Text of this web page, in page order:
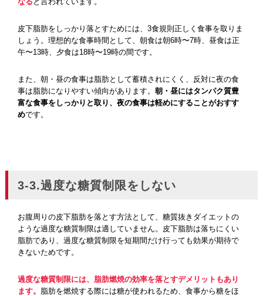
皮下脂肪をしっかり落とすためには、3食規則正しく食事を取りま
しょう。理想的な食事時間として、朝食は朝6時〜7時、昼食は正
午〜13時、夕食は18時〜19時の間です。
また、朝・昼の食事は脂肪として蓄積されにくく、反対に夜の食
事は脂肪になりやすい傾向があります。朝・昼にはタンパク質豊
富な食事をしっかりと取り、夜の食事は軽めにすることがおすす
めです。
3-3.過度な糖質制限をしない
お腹周りの皮下脂肪を落とす方法として、糖質抜きダイエットの
ような過度な糖質制限は適していません。皮下脂肪は落ちにくい
脂肪であり、過度な糖質制限を短期間だけ行っても効果が期待で
きないためです。
過度な糖質制限には、脂肪燃焼の効率を落とすデメリットもあり
ます。
脂肪を燃焼する際には糖が使われるため、食事から糖をほ